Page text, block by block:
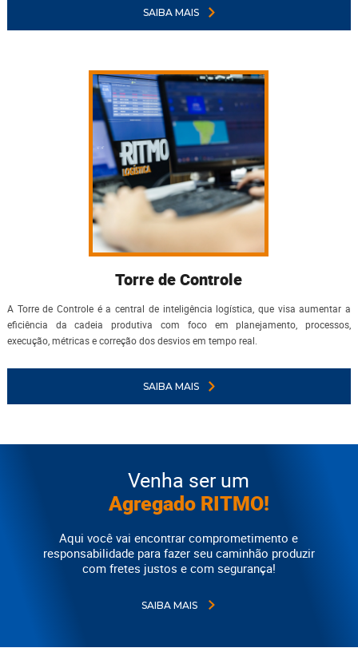
SAIBA MAIS
Torre de Controle
A Torre de Controle é a central de inteligência logística, que visa aumentar a
eficiência da cadeia produtiva com foco em planejamento, processos,
execução, métricas e correção dos desvios em tempo real.
SAIBA MAIS
Venha ser um
Agregado RITMO!
Aqui você vai encontrar comprometimento e
responsabilidade para fazer seu caminhão produzir
com fretes justos e com segurança!
SAIBA MAIS